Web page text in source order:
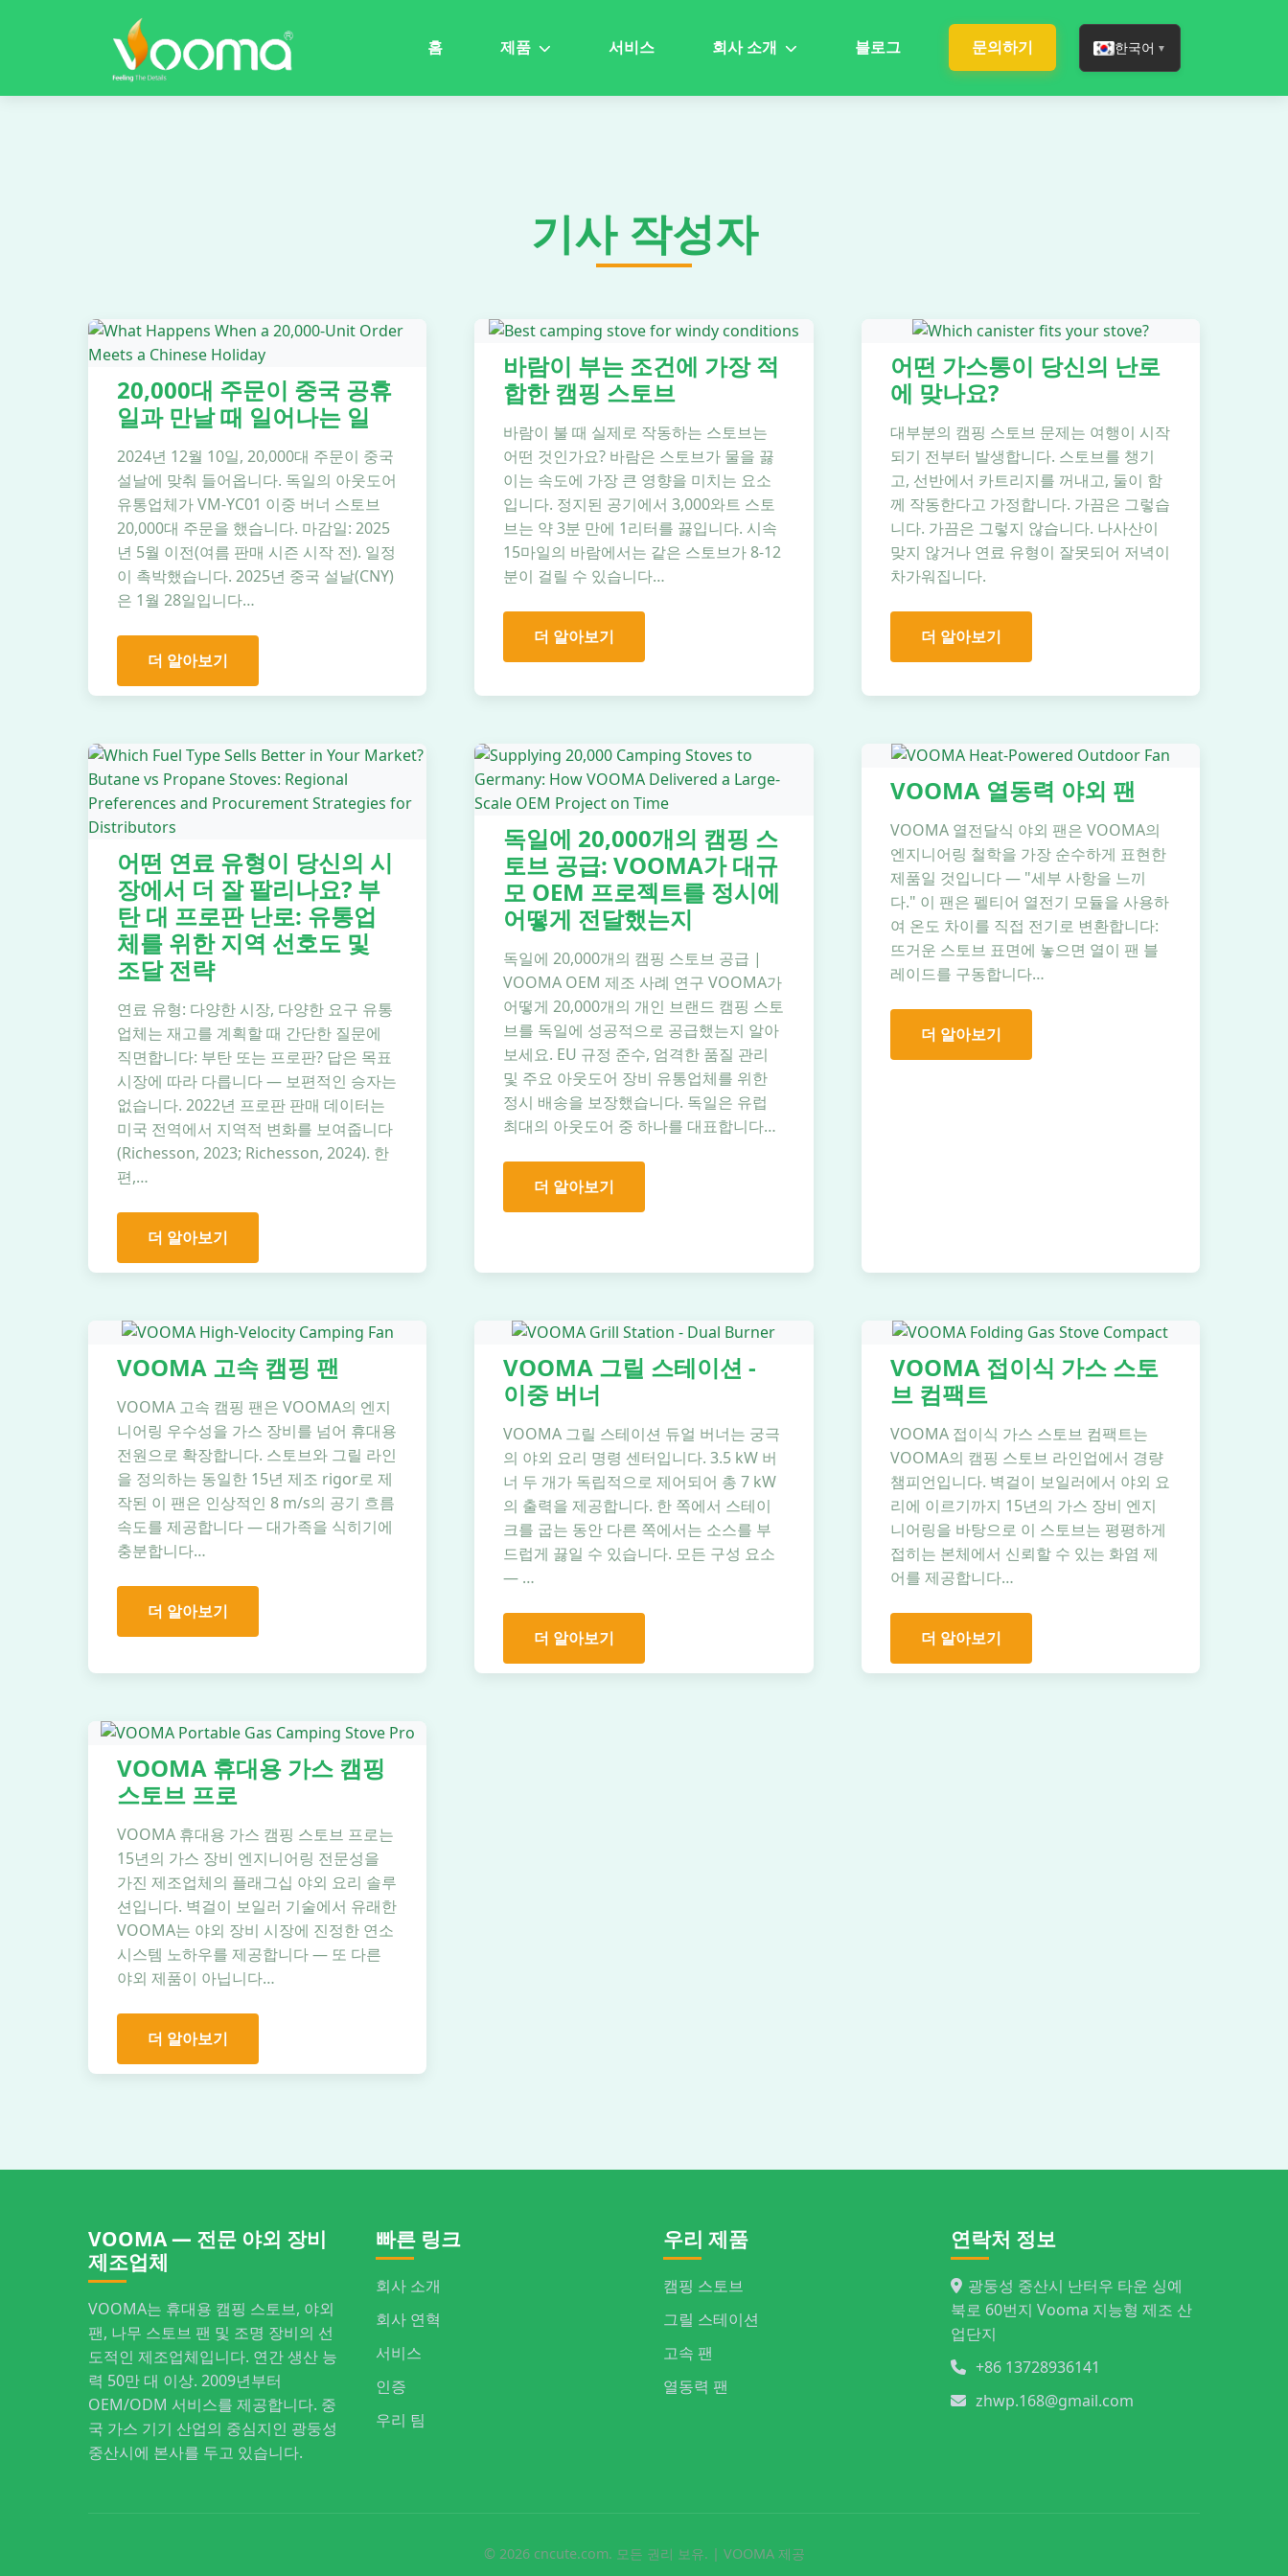
홈 제품 서비스 회사 소개 블로그 문의하기 한국어 ▼
기사 작성자
20,000대 주문이 중국 공휴
일과 만날 때 일어나는 일
2024년 12월 10일, 20,000대 주문이 중국
설날에 맞춰 들어옵니다. 독일의 아웃도어
유통업체가 VM-YC01 이중 버너 스토브
20,000대 주문을 했습니다. 마감일: 2025
년 5월 이전(여름 판매 시즌 시작 전). 일정
이 촉박했습니다. 2025년 중국 설날(CNY)
은 1월 28일입니다…
더 알아보기
바람이 부는 조건에 가장 적
합한 캠핑 스토브
바람이 불 때 실제로 작동하는 스토브는
어떤 것인가요? 바람은 스토브가 물을 끓
이는 속도에 가장 큰 영향을 미치는 요소
입니다. 정지된 공기에서 3,000와트 스토
브는 약 3분 만에 1리터를 끓입니다. 시속
15마일의 바람에서는 같은 스토브가 8-12
분이 걸릴 수 있습니다…
더 알아보기
어떤 가스통이 당신의 난로
에 맞나요?
대부분의 캠핑 스토브 문제는 여행이 시작
되기 전부터 발생합니다. 스토브를 챙기
고, 선반에서 카트리지를 꺼내고, 둘이 함
께 작동한다고 가정합니다. 가끔은 그렇습
니다. 가끔은 그렇지 않습니다. 나사산이
맞지 않거나 연료 유형이 잘못되어 저녁이
차가워집니다.
더 알아보기
어떤 연료 유형이 당신의 시
장에서 더 잘 팔리나요? 부
탄 대 프로판 난로: 유통업
체를 위한 지역 선호도 및
조달 전략
연료 유형: 다양한 시장, 다양한 요구 유통
업체는 재고를 계획할 때 간단한 질문에
직면합니다: 부탄 또는 프로판? 답은 목표
시장에 따라 다릅니다 — 보편적인 승자는
없습니다. 2022년 프로판 판매 데이터는
미국 전역에서 지역적 변화를 보여줍니다
(Richesson, 2023; Richesson, 2024). 한
편,…
더 알아보기
독일에 20,000개의 캠핑 스
토브 공급: VOOMA가 대규
모 OEM 프로젝트를 정시에
어떻게 전달했는지
독일에 20,000개의 캠핑 스토브 공급 |
VOOMA OEM 제조 사례 연구 VOOMA가
어떻게 20,000개의 개인 브랜드 캠핑 스토
브를 독일에 성공적으로 공급했는지 알아
보세요. EU 규정 준수, 엄격한 품질 관리
및 주요 아웃도어 장비 유통업체를 위한
정시 배송을 보장했습니다. 독일은 유럽
최대의 아웃도어 중 하나를 대표합니다…
더 알아보기
VOOMA 열동력 야외 팬
VOOMA 열전달식 야외 팬은 VOOMA의
엔지니어링 철학을 가장 순수하게 표현한
제품일 것입니다 — "세부 사항을 느끼
다." 이 팬은 펠티어 열전기 모듈을 사용하
여 온도 차이를 직접 전기로 변환합니다:
뜨거운 스토브 표면에 놓으면 열이 팬 블
레이드를 구동합니다…
더 알아보기
VOOMA 고속 캠핑 팬
VOOMA 고속 캠핑 팬은 VOOMA의 엔지
니어링 우수성을 가스 장비를 넘어 휴대용
전원으로 확장합니다. 스토브와 그릴 라인
을 정의하는 동일한 15년 제조 rigor로 제
작된 이 팬은 인상적인 8 m/s의 공기 흐름
속도를 제공합니다 — 대가족을 식히기에
충분합니다…
더 알아보기
VOOMA 그릴 스테이션 -
이중 버너
VOOMA 그릴 스테이션 듀얼 버너는 궁극
의 야외 요리 명령 센터입니다. 3.5 kW 버
너 두 개가 독립적으로 제어되어 총 7 kW
의 출력을 제공합니다. 한 쪽에서 스테이
크를 굽는 동안 다른 쪽에서는 소스를 부
드럽게 끓일 수 있습니다. 모든 구성 요소
— …
더 알아보기
VOOMA 접이식 가스 스토
브 컴팩트
VOOMA 접이식 가스 스토브 컴팩트는
VOOMA의 캠핑 스토브 라인업에서 경량
챔피언입니다. 벽걸이 보일러에서 야외 요
리에 이르기까지 15년의 가스 장비 엔지
니어링을 바탕으로 이 스토브는 평평하게
접히는 본체에서 신뢰할 수 있는 화염 제
어를 제공합니다…
더 알아보기
VOOMA 휴대용 가스 캠핑
스토브 프로
VOOMA 휴대용 가스 캠핑 스토브 프로는
15년의 가스 장비 엔지니어링 전문성을
가진 제조업체의 플래그십 야외 요리 솔루
션입니다. 벽걸이 보일러 기술에서 유래한
VOOMA는 야외 장비 시장에 진정한 연소
시스템 노하우를 제공합니다 — 또 다른
야외 제품이 아닙니다…
더 알아보기
VOOMA — 전문 야외 장비
제조업체
VOOMA는 휴대용 캠핑 스토브, 야외
팬, 나무 스토브 팬 및 조명 장비의 선
도적인 제조업체입니다. 연간 생산 능
력 50만 대 이상. 2009년부터
OEM/ODM 서비스를 제공합니다. 중
국 가스 기기 산업의 중심지인 광둥성
중산시에 본사를 두고 있습니다.
빠른 링크
회사 소개
회사 연혁
서비스
인증
우리 팀
우리 제품
캠핑 스토브
그릴 스테이션
고속 팬
열동력 팬
연락처 정보
광둥성 중산시 난터우 타운 싱예
북로 60번지 Vooma 지능형 제조 산
업단지
+86 13728936141
zhwp.168@gmail.com
© 2026 cncute.com. 모든 권리 보유. | VOOMA 제공